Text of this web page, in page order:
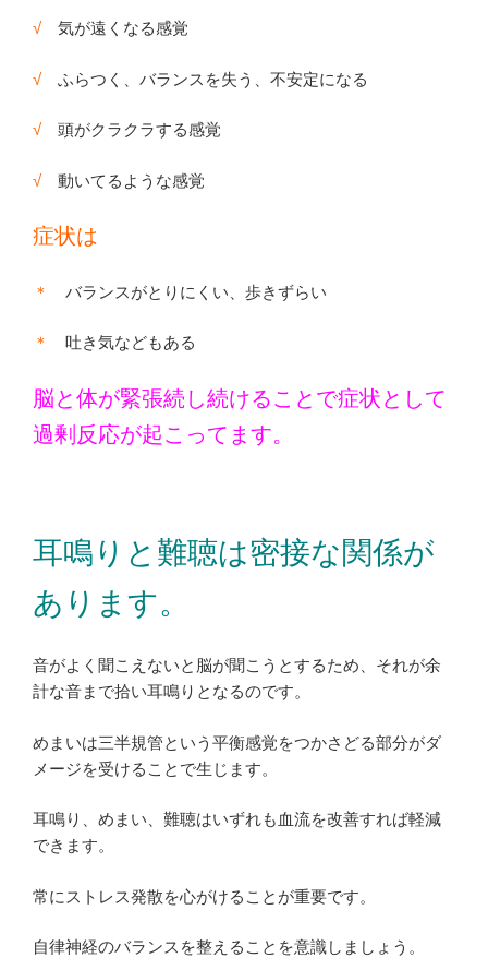
√ 気が遠くなる感覚
√ ふらつく、バランスを失う、不安定になる
√ 頭がクラクラする感覚
√ 動いてるような感覚
症状は
＊ バランスがとりにくい、歩きずらい
＊ 吐き気などもある
脳と体が緊張続し続けることで症状として
過剰反応が起こってます。
耳鳴りと難聴は密接な関係が
あります。
音がよく聞こえないと脳が聞こうとするため、それが余
計な音まで拾い耳鳴りとなるのです。
めまいは三半規管という平衡感覚をつかさどる部分がダ
メージを受けることで生じます。
耳鳴り、めまい、難聴はいずれも血流を改善すれば軽減
できます。
常にストレス発散を心がけることが重要です。
自律神経のバランスを整えることを意識しましょう。